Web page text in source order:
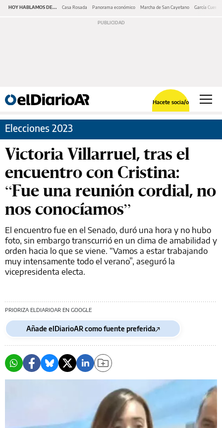
HOY HABLAMOS DE... Casa Rosada Panorama económico Marcha de San Cayetano García Cuerva
Hacete socia/o
Elecciones 2023
Victoria Villarruel, tras el
encuentro con Cristina:
“Fue una reunión cordial, no
nos conocíamos”
El encuentro fue en el Senado, duró una hora y no hubo
foto, sin embargo transcurrió en un clima de amabilidad y
orden hacia lo que se viene. “Vamos a estar trabajando
muy intensamente todo el verano”, aseguró la
vicepresidenta electa.
PRIORIZA ELDIARIOAR EN GOOGLE
Añade elDiarioAR como fuente preferida